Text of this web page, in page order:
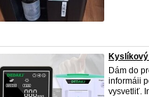
Dám do
informáii
vysvetliť.